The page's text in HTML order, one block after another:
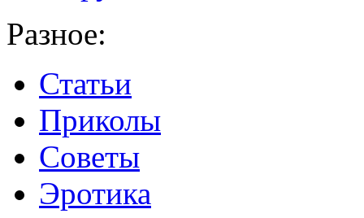
Разное:
Статьи
Приколы
Советы
Эротика